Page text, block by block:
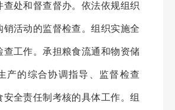
查处和督查督办。依法依规组织
销活动的监督检查。组织实施全
查工作。承担粮食流通和物资储
产的综合协调指导、监督检查
安全责任制考核的具体工作。组